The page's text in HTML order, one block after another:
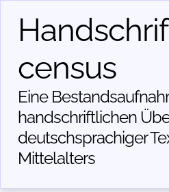
census
Eine
handschriftlichen
deutschsprachiger
Mittelalters